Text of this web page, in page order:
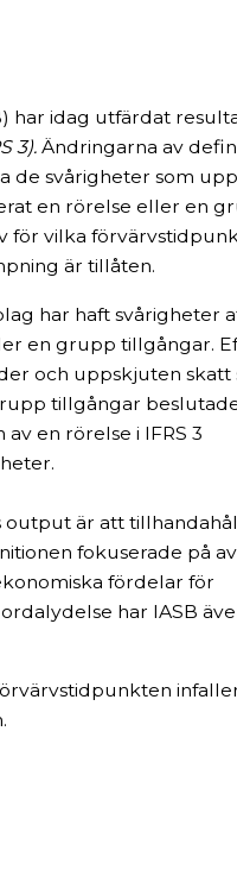
har idag utfärdat
3). Ändringarna av
de svårigheter som
en rörelse eller en
för vilka
är tillåten.
har haft svårigheter
en grupp tillgångar.
och uppskjuten skatt
tillgångar
en rörelse i IFRS 3
är att
fokuserade på
fördelar för
har IASB